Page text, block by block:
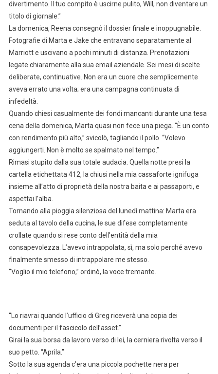
divertimento. Il tuo compito è uscirne pulito, Will, non diventare un
titolo di giornale.”
La domenica, Reena consegnò il dossier finale e inoppugnabile.
Fotografie di Marta e Jake che entravano separatamente al
Marriott e uscivano a pochi minuti di distanza. Prenotazioni
legate chiaramente alla sua email aziendale. Sei mesi di scelte
deliberate, continuative. Non era un cuore che semplicemente
aveva errato una volta; era una campagna continuata di
infedeltà.
Quando chiesi casualmente dei fondi mancanti durante una tesa
cena della domenica, Marta quasi non fece una piega. “È un conto
con rendimento più alto,” svicolò, tagliando il pollo. “Volevo
aggiungerti. Non è molto se spalmato nel tempo.”
Rimasi stupito dalla sua totale audacia. Quella notte presi la
cartella etichettata 412, la chiusi nella mia cassaforte ignifuga
insieme all’atto di proprietà della nostra baita e ai passaporti, e
aspettai l’alba.
Tornando alla pioggia silenziosa del lunedì mattina: Marta era
seduta al tavolo della cucina, le sue difese completamente
crollate quando si rese conto dell’entità della mia
consapevolezza. L’avevo intrappolata, sì, ma solo perché avevo
finalmente smesso di intrappolare me stesso.
“Voglio il mio telefono,” ordinò, la voce tremante.
“Lo riavrai quando l’ufficio di Greg riceverà una copia dei
documenti per il fascicolo dell’asset.”
Girai la sua borsa da lavoro verso di lei, la cerniera rivolta verso il
suo petto. “Aprila.”
Sotto la sua agenda c’era una piccola pochette nera per